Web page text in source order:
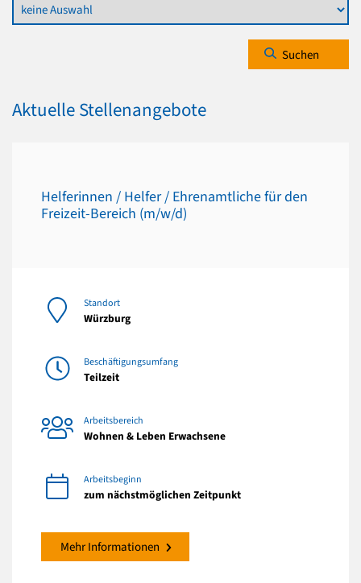
Suchen
Aktuelle Stellenangebote
Helferinnen / Helfer / Ehrenamtliche für den
Freizeit-Bereich (m/w/d)
Standort
Würzburg
Beschäftigungsumfang
Teilzeit
Arbeitsbereich
Wohnen & Leben Erwachsene
Arbeitsbeginn
zum nächstmöglichen Zeitpunkt
Mehr Informationen